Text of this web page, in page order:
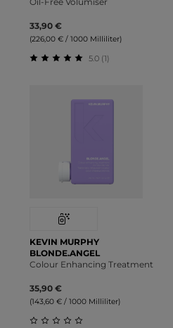
33,90 €
(226,00 € / 1000 Milliliter)
5.0 (1)
von 0 von 5 Sternen
KEVIN MURPHY
BLONDE.ANGEL
Colour Enhancing Treatment
35,90 €
(143,60 € / 1000 Milliliter)